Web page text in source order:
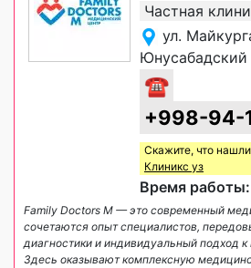
Частная
ул.
Юнусабадский
☎
+998-94-
Скажите, что
Клиникс уз
Время работы:
Family Doctors M — это современный
сочетаются опыт специалистов,
диагностики и индивидуальный подход
Здесь оказывают комплексную